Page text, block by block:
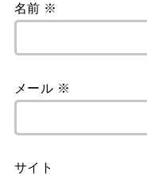
名前 ※
メール ※
サイト